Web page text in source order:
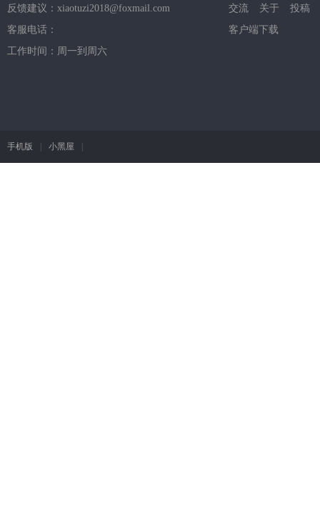
反馈建议：xiaotuzi2018@foxmail.com
客服电话：
工作时间：周一到周六
交流 关于
投稿
客户端下载
手机版 | 小黑屋 |